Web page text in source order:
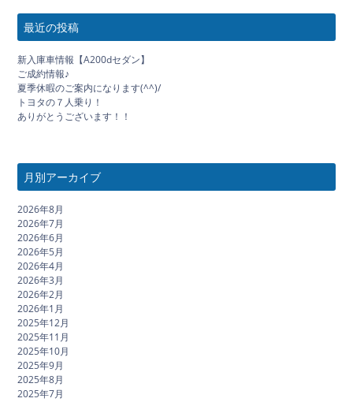
最近の投稿
新入庫車情報【A200dセダン】
ご成約情報♪
夏季休暇のご案内になります(^^)/
トヨタの７人乗り！
ありがとうございます！！
月別アーカイブ
2026年8月
2026年7月
2026年6月
2026年5月
2026年4月
2026年3月
2026年2月
2026年1月
2025年12月
2025年11月
2025年10月
2025年9月
2025年8月
2025年7月